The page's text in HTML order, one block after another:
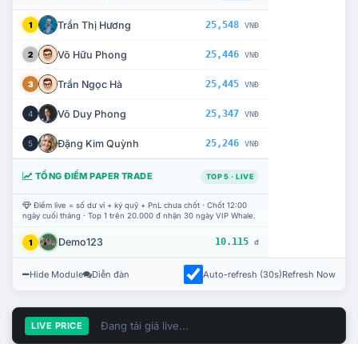
1 Trần Thị Hương 25,548 VNĐ
2 Võ Hữu Phong 25,446 VNĐ
3 Trần Ngọc Hà 25,445 VNĐ
4 Võ Duy Phong 25,347 VNĐ
5 Đặng Kim Quỳnh 25,246 VNĐ
TỔNG ĐIỂM PAPER TRADE TOP 5 · LIVE
Điểm live = số dư ví + ký quỹ + PnL chưa chốt · Chốt 12:00
ngày cuối tháng · Top 1 trên 20.000 đ nhận 30 ngày VIP Whale.
1 Demo123 10.115 đ
Hide Module Diễn đàn Auto-refresh (30s)Refresh Now
LIVE PRICE Đang tải giá live...